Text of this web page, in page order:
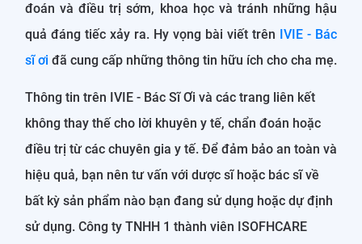
đoán và điều trị sớm, khoa học và tránh những hậu
quả đáng tiếc xảy ra. Hy vọng bài viết trên IVIE - Bác
sĩ ơi đã cung cấp những thông tin hữu ích cho cha mẹ.
Thông tin trên IVIE - Bác Sĩ Ơi và các trang liên kết
không thay thế cho lời khuyên y tế, chẩn đoán hoặc
điều trị từ các chuyên gia y tế. Để đảm bảo an toàn và
hiệu quả, bạn nên tư vấn với dược sĩ hoặc bác sĩ về
bất kỳ sản phẩm nào bạn đang sử dụng hoặc dự định
sử dụng. Công ty TNHH 1 thành viên ISOFHCARE